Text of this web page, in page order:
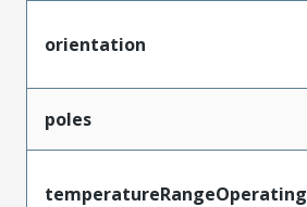
orientation
poles
temperatureRangeOperating